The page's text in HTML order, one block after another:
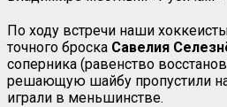
По ходу встречи наши
точного броска Савелия
соперника (равенство
решающую шайбу пропустили
играли в меньшинстве.